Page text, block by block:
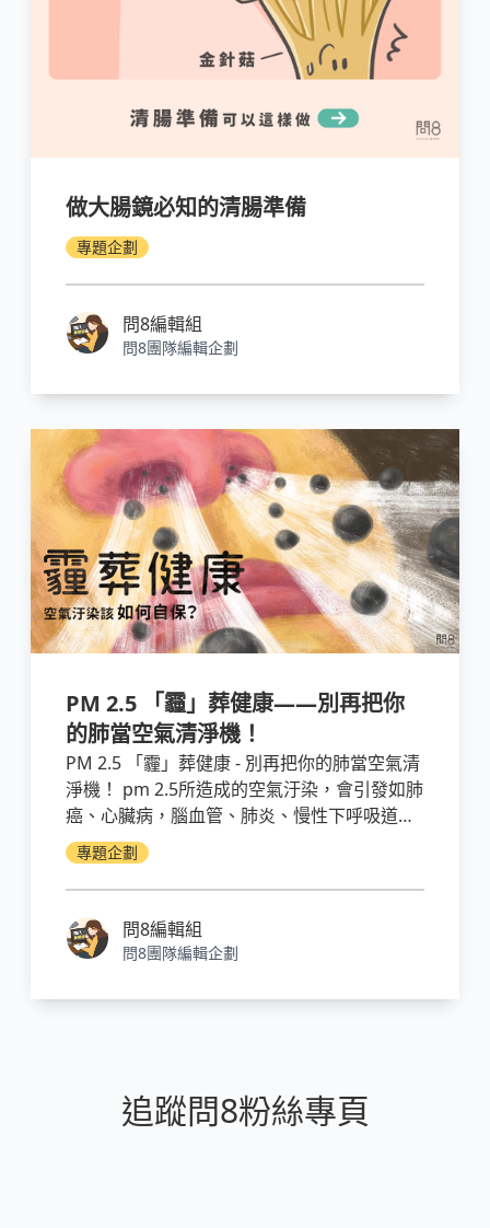
做大腸鏡必知的清腸準備
專題企劃
問8編輯組
問8團隊編輯企劃
PM 2.5 「霾」葬健康——別再把你
的肺當空氣清淨機！
PM 2.5 「霾」葬健康 - 別再把你的肺當空氣清
淨機！ pm 2.5所造成的空氣汙染，會引發如肺
癌、心臟病，腦血管、肺炎、慢性下呼吸道疾
病、高血壓等疾病，且佔了總死亡率接近四
成。pm 2.5 吸附著戴奧辛、重金屬等致癌物質
進入人體，而目前的醫學尚無法清除這些pm
2.5，造成人體發炎反應及氧化損傷，進而對健
康造成全面危害。避免空汙的健康風險，最重
署的空氣品質監測網，瞭解空污狀況。另外，
專題企劃
問8編輯組
問8團隊編輯企劃
追蹤問8粉絲專頁